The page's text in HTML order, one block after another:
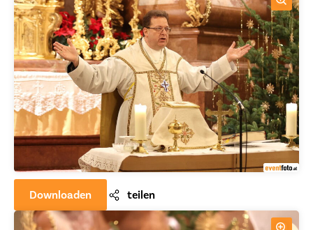
Downloaden teilen